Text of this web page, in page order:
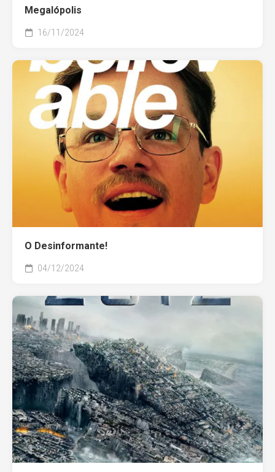
Megalópolis
16/11/2024
O Desinformante!
04/12/2024